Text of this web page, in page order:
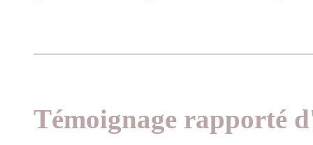
Témoignage rapporté